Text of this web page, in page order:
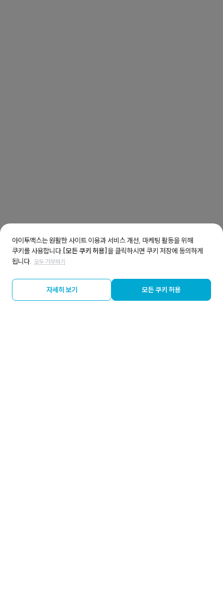
아이투맥스는 원활한 사이트 이용과 서비스 개선, 마케팅 활동을 위해
쿠키를 사용합니다. [모든 쿠키 허용]을 클릭하시면 쿠키 저장에 동의하게
됩니다. 모두 거부하기
자세히 보기 모든 쿠키 허용